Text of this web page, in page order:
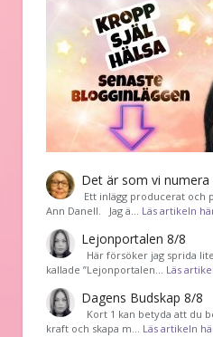
Det är som vi
Ett inlägg producerat och
Ann Danell. Jag ä… Läs artikeln
Lejonportalen 8/8
Här försöker jag sprida
kallade ”Lejonportalen… Läs
Dagens Budskap 8/8
Kort 1 kan betyda att du
kraft och skapa m… Läs artikeln